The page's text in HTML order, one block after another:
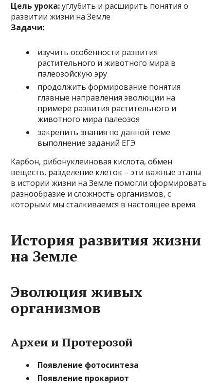
Цель урока:углубить и расширить понятия о
развитии жизни на Земле
Задачи:
изучить особенности развития
растительного и животного мира в
палеозойскую эру
продолжить формирование понятия
главные направления эволюции на
примере развития растительного и
животного мира палеозоя
закрепить знания по данной теме
выполнение заданий ЕГЭ
Карбон, рибонуклеиновая кислота, обмен
веществ, разделение клеток – эти важные этапы
в истории жизни на Земле помогли сформировать
разнообразие и сложность организмов, с
которыми мы сталкиваемся в настоящее время.
История развития жизни
на Земле
Эволюция живых
организмов
Археи и Протерозой
Появление фотосинтеза
Появление прокариот